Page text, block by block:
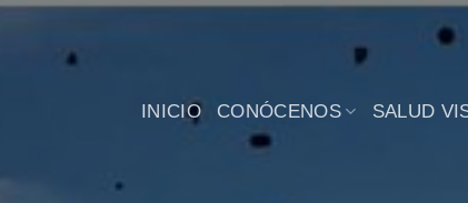
INICIO CONÓCENOS SALUD